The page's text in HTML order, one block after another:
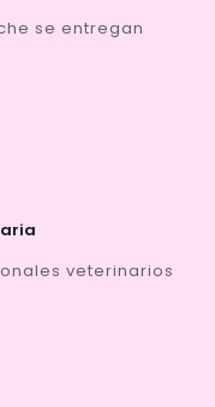
se entregan
veterinarios